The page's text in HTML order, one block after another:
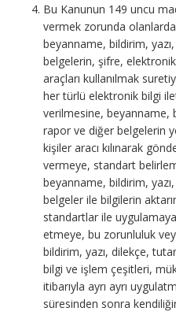
Bu Kanunun 149 uncu
vermek zorunda
beyanname, bildirim,
belgelerin, şifre,
araçları kullanılmak
her türlü elektronik bilgi
verilmesine, beyanname,
rapor ve diğer belgelerin
kişiler aracı kılınarak
vermeye, standart
beyanname, bildirim,
belgeler ile bilgilerin
standartlar ile
etmeye, bu zorunluluk
bildirim, yazı, dilekçe,
bilgi ve işlem çeşitleri,
itibarıyla ayrı ayrı
süresinden sonra